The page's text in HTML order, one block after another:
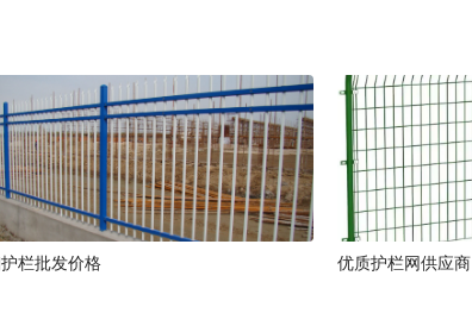
栏批发价格 优质护栏网供应商